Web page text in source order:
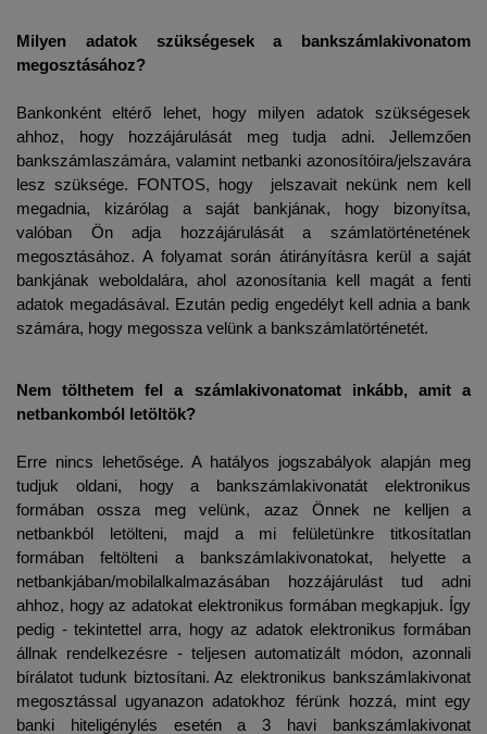
Milyen adatok szükségesek a bankszámlakivonatom
megosztásához?
Bankonként eltérő lehet, hogy milyen adatok szükségesek
ahhoz, hogy hozzájárulását meg tudja adni. Jellemzően
bankszámlaszámára, valamint netbanki azonosítóira/jelszavára
lesz szüksége. FONTOS, hogy  jelszavait nekünk nem kell
megadnia, kizárólag a saját bankjának, hogy bizonyítsa,
valóban Ön adja hozzájárulását a számlatörténetének
megosztásához. A folyamat során átirányításra kerül a saját
bankjának weboldalára, ahol azonosítania kell magát a fenti
adatok megadásával. Ezután pedig engedélyt kell adnia a bank
számára, hogy megossza velünk a bankszámlatörténetét.
Nem tölthetem fel a számlakivonatomat inkább, amit a
netbankomból letöltök?
Erre nincs lehetősége. A hatályos jogszabályok alapján meg
tudjuk oldani, hogy a bankszámlakivonatát elektronikus
formában ossza meg velünk, azaz Önnek ne kelljen a
netbankból letölteni, majd a mi felületünkre titkosítatlan
formában feltölteni a bankszámlakivonatokat, helyette a
netbankjában/mobilalkalmazásában hozzájárulást tud adni
ahhoz, hogy az adatokat elektronikus formában megkapjuk. Így
pedig - tekintettel arra, hogy az adatok elektronikus formában
állnak rendelkezésre - teljesen automatizált módon, azonnali
bírálatot tudunk biztosítani. Az elektronikus bankszámlakivonat
megosztással ugyanazon adatokhoz férünk hozzá, mint egy
banki hiteligénylés esetén a 3 havi bankszámlakivonat